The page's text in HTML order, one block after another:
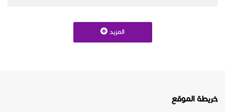
المزيد
خريطة الموقع